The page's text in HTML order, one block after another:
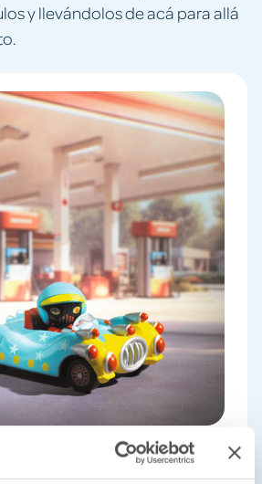
y llevándolos de acá para allá